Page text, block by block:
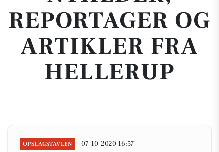
REPORTAGER OG
ARTIKLER FRA
HELLERUP
OPSLAGSTAVLEN 07-10-2020 16:57